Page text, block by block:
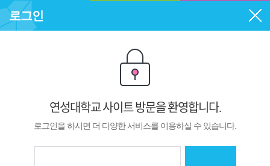
로그인
연성대학교 사이트 방문을환영합니다.
로그인을 하시면 더 다양한 서비스를 이용하실 수 있습니다.